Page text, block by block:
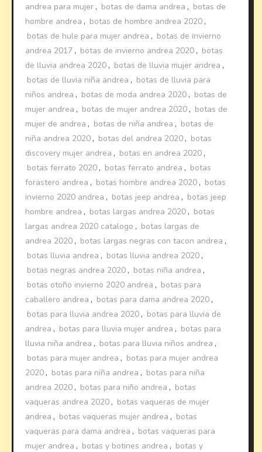
andrea para mujer , botas de dama andrea , botas de
hombre andrea , botas de hombre andrea 2020 ,
botas de hule para mujer andrea , botas de invierno
andrea 2017 , botas de invierno andrea 2020 , botas
de lluvia andrea 2020 , botas de lluvia mujer andrea ,
botas de lluvia niña andrea , botas de lluvia para
niños andrea , botas de moda andrea 2020 , botas de
mujer andrea , botas de mujer andrea 2020 , botas de
mujer de andrea , botas de niña andrea , botas de
niña andrea 2020 , botas del andrea 2020 , botas
discovery mujer andrea , botas en andrea 2020 ,
botas ferrato 2020 , botas ferrato andrea , botas
forastero andrea , botas hombre andrea 2020 , botas
invierno 2020 andrea , botas jeep andrea , botas jeep
hombre andrea , botas largas andrea 2020 , botas
largas andrea 2020 catalogo , botas largas de
andrea 2020 , botas largas negras con tacon andrea ,
botas lluvia andrea , botas lluvia andrea 2020 ,
botas negras andrea 2020 , botas niña andrea ,
botas otoño invierno 2020 andrea , botas para
caballero andrea , botas para dama andrea 2020 ,
botas para lluvia andrea 2020 , botas para lluvia de
andrea , botas para lluvia mujer andrea , botas para
lluvia niña andrea , botas para lluvia niños andrea ,
botas para mujer andrea , botas para mujer andrea
2020 , botas para niña andrea , botas para niña
andrea 2020 , botas para niño andrea , botas
vaqueras andrea 2020 , botas vaqueras de mujer
andrea , botas vaqueras mujer andrea , botas
vaqueras para dama andrea , botas vaqueras para
mujer andrea , botas y botines andrea , botas y